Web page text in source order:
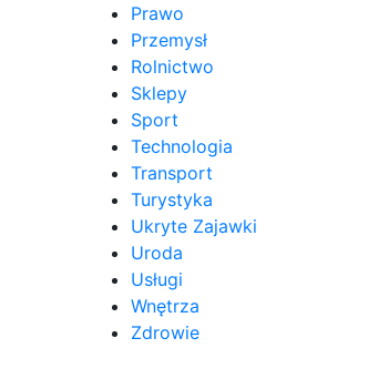
Prawo
Przemysł
Rolnictwo
Sklepy
Sport
Technologia
Transport
Turystyka
Ukryte Zajawki
Uroda
Usługi
Wnętrza
Zdrowie